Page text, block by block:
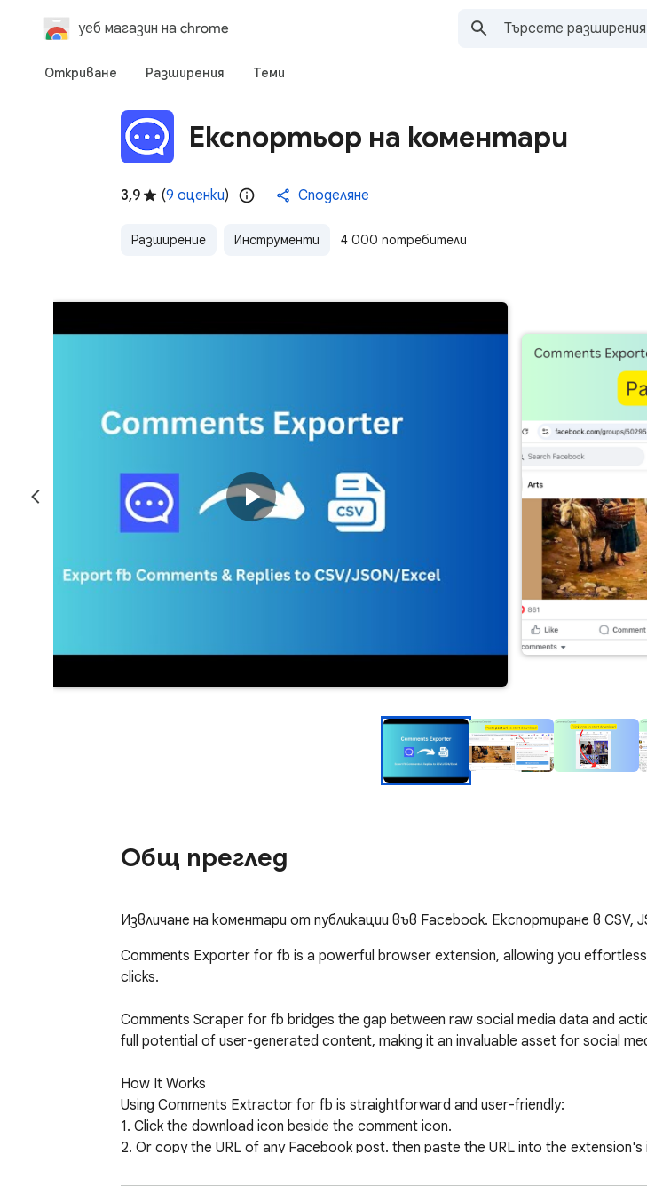
уеб магазин на chrome
Откриване Разширения Теми
Експортьор на коментари
3,9 (9 оценки) Споделяне
Разширение Инструменти 4 000 потребители
Общ преглед
Извличане на коментари от публикации във Facebook. Експортиране в CSV,
Comments Exporter for fb is a powerful browser extension, allowing you
clicks.
Comments Scraper for fb bridges the gap between raw social media data and
full potential of user-generated content, making it an invaluable asset for social
How It Works
Using Comments Extractor for fb is straightforward and user-friendly:
1. Click the download icon beside the comment icon.
2. Or copy the URL of any Facebook post. then paste the URL into the
3. Click "Download Items" to save the data once completed or paused.